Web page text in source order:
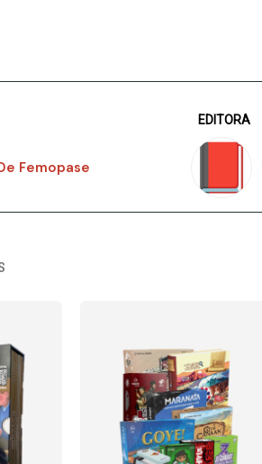
Femopase
EDITORA